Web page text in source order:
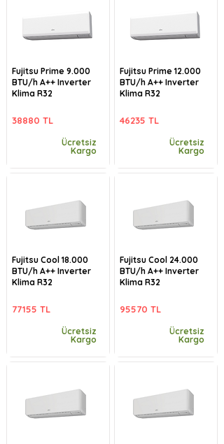
Fujitsu Prime 9.000
BTU/h A++ Inverter
Klima R32
38880 TL
Ücretsiz
Kargo
Fujitsu Cool 18.000
BTU/h A++ Inverter
Klima R32
77155 TL
Ücretsiz
Kargo
Fujitsu Prime 12.000
BTU/h A++ Inverter
Klima R32
46235 TL
Ücretsiz
Kargo
Fujitsu Cool 24.000
BTU/h A++ Inverter
Klima R32
95570 TL
Ücretsiz
Kargo